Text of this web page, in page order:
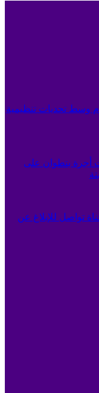
وسط تحديات تنظيمية
أجرة بتطوان على
تواصل للإبلاغ عن